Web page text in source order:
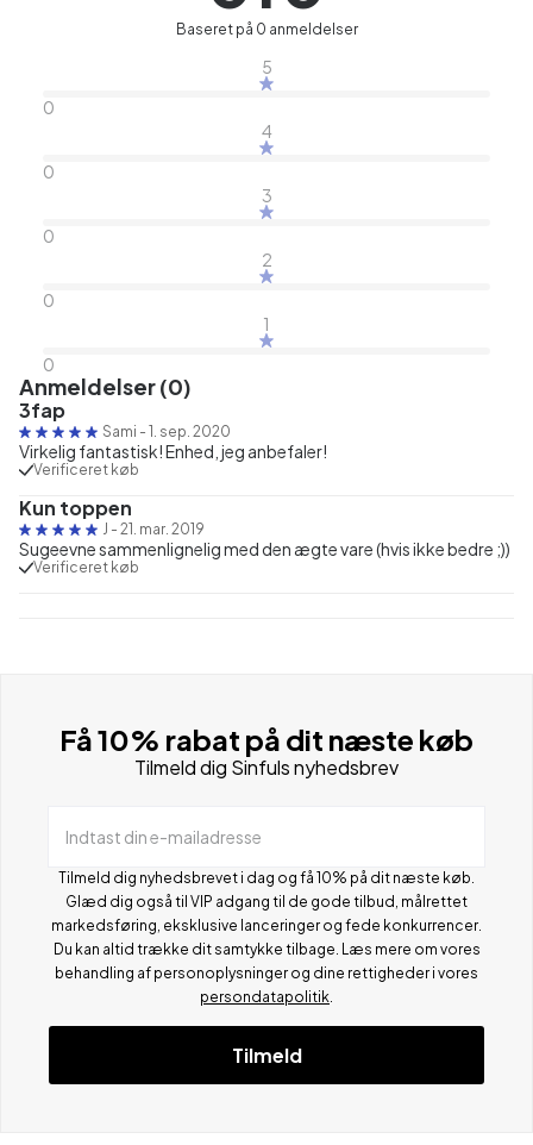
Baseret på 0 anmeldelser
5
0
4
0
3
0
2
0
1
0
Anmeldelser (0)
3fap
Sami - 1. sep. 2020
Virkelig fantastisk! Enhed, jeg anbefaler!
Verificeret køb
Kun toppen
J - 21. mar. 2019
Sugeevne sammenlignelig med den ægte vare (hvis ikke bedre ;))
Verificeret køb
Få 10% rabat på dit næste køb
Tilmeld dig Sinfuls nyhedsbrev
Indtast din e-mailadresse
Tilmeld dig nyhedsbrevet i dag og få 10% på dit næste køb.
Glæd dig også til VIP adgang til de gode tilbud, målrettet
markedsføring, eksklusive lanceringer og fede konkurrencer.
Du kan altid trække dit samtykke tilbage. Læs mere om vores
behandling af personoplysninger og dine rettigheder i vores
persondatapolitik
Tilmeld